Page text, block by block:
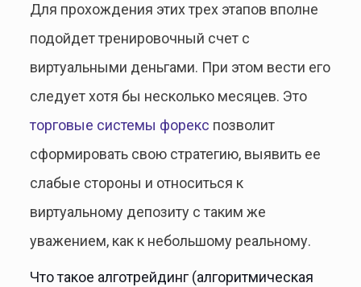
Для прохождения этих трех этапов вполне
подойдет тренировочный счет с
виртуальными деньгами. При этом вести его
следует хотя бы несколько месяцев. Это
торговые системы форекс позволит
сформировать свою стратегию, выявить ее
слабые стороны и относиться к
виртуальному депозиту с таким же
уважением, как к небольшому реальному.
Что такое алготрейдинг (алгоритмическая